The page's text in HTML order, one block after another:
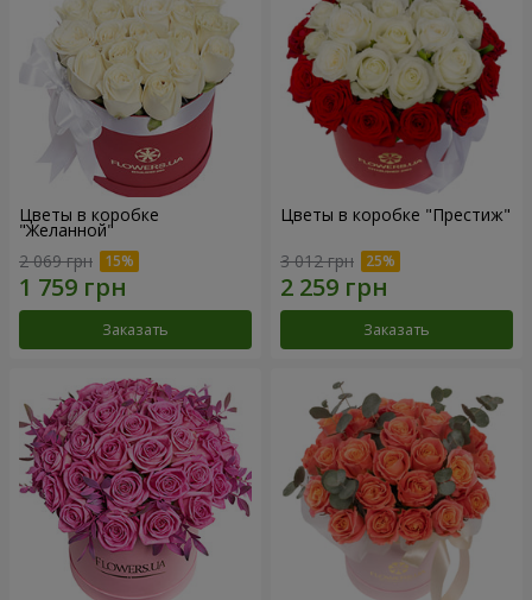
Цветы в коробке
"Желанной"
2 069 грн
Заказать
Цветы в коробке "Престиж"
3 012 грн
Заказать